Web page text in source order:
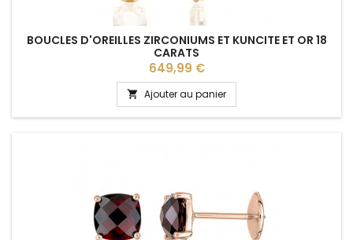
BOUCLES D'OREILLES ZIRCONIUMS ET KUNCITE ET OR 18
CARATS
Prix
649,99 €
 Ajouter au panier